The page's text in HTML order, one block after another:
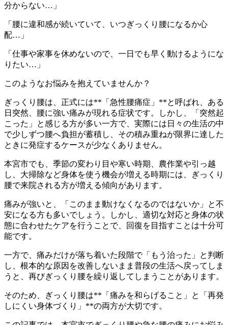
分からない…」
「腰に違和感が続いていて、いつぎっくり腰になるか心
配…」
「仕事や家事を休めないので、一日でも早く動けるようにな
りたい…」
このようなお悩みを抱えていませんか？
ぎっくり腰は、正式には**「急性腰痛症」**と呼ばれ、ある
日突然、腰に強い痛みが現れる症状です。しかし、「突然起
こった」と感じる方が多い一方で、実際には日々の生活の中
で少しずつ腰へ負担が蓄積し、その積み重ねが限界に達した
ときに発症するケースが少なくありません。
本宮市でも、季節の変わり目や寒い時期、農作業や引っ越
し、大掃除など身体を使う機会が増える時期には、ぎっくり
腰で来院される方が増える傾向があります。
痛みが強いと、「このまま動けなくなるのではないか」と不
安になる方も多いでしょう。しかし、適切な対応と身体の状
態に合わせたケアを行うことで、回復を目指すことは十分可
能です。
一方で、痛みだけが落ち着いた段階で「もう治った」と判断
し、根本的な原因を改善しないまま普段の生活へ戻ってしま
うと、再びぎっくり腰を繰り返してしまうことがあります。
そのため、ぎっくり腰は**「痛みを和らげること」と「再発
しにくい身体づくり」**の両方が大切です。